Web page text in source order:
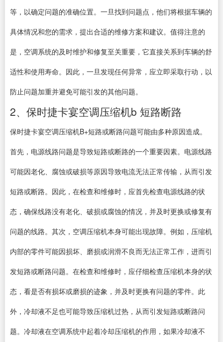
等，以确定问题的准确位置。一旦找到问题点，他们将根据车辆的
具体情况和您的需求，提出合适的维修方案和建议。值得注意的
是，空调系统的及时维护和修复至关重要，它直接关系到车辆的舒
适性和使用寿命。因此，一旦发现任何异常，应立即采取行动，以
防止问题加重并避免可能引发的其他问题。
2、保时捷卡宴空调压缩机b 短路断路
保时捷卡宴空调压缩机B+短路或断路问题可能由多种原因造成。
首先，电源线路问题是导致短路或断路的一个重要因素。电源线路
可能因老化、腐蚀或破损等原因导致电流无法正常传输，从而引发
短路或断路。因此，在检查和维修时，应首先检查电源线路的状
态，确保线路没有老化、破损或腐蚀的情况，并及时更换或修复有
问题的线路。其次，空调压缩机本身可能出现故障。例如，压缩机
内部的零件可能因损坏、磨损或润滑不良而无法正常工作，进而引
发短路或断路问题。在检查和维修时，应仔细检查压缩机本身的状
态，看是否有损坏或磨损的迹象，并及时更换有问题的零件。此
外，冷却液不足也可能导致压缩机过热，从而引发短路或断路问
题。冷却液在空调系统中起着冷却压缩机的作用，如果冷却液不